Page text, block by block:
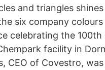
and triangles
six company colours
celebrating the 100th
facility in
CEO of Covestro, was